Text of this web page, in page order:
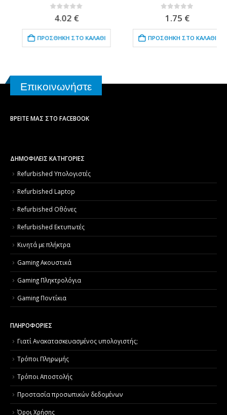
out of 5
4.02€
ΠΡΟΣΘΉΚΗ ΣΤΟ ΚΑΛΆΘΙ
out of 5
1.75€
ΠΡΟΣΘΉΚΗ ΣΤΟ ΚΑΛΆΘΙ
Επικοινωνήστε
ΒΡΕΊΤΕ ΜΑΣ ΣΤΟ FACEBOOK
ΔΗΜΟΦΙΛΕΙΣ ΚΑΤΗΓΟΡΙΕΣ
Refurbished Υπολογιστές
Refurbished Laptop
Refurbished Οθόνες
Refurbished Εκτυπωτές
Κινητά με πλήκτρα
Gaming Ακουστικά
Gaming Πληκτρολόγια
Gaming Ποντίκια
ΠΛΗΡΟΦΟΡΙΕΣ
Γιατί Aνακατασκευασμένος υπολογιστής;
Τρόποι Πληρωμής
Τρόποι Αποστολής
Προστασία προσωπικών δεδομένων
Όροι Χρήσης